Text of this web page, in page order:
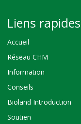
Liens rapides
Accueil
Réseau CHM
Information
Conseils
Bioland Introduction
Soutien